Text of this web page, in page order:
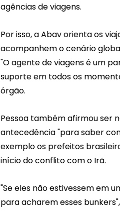
agências de viagens.
Por isso, a Abav orienta os
acompanhem o cenário
"O agente de viagens é um
suporte em todos os
órgão.
Pessoa também afirmou ser
antecedência "para saber
exemplo os prefeitos
início do conflito com o Irã.
"Se eles não estivessem em
para acharem esses